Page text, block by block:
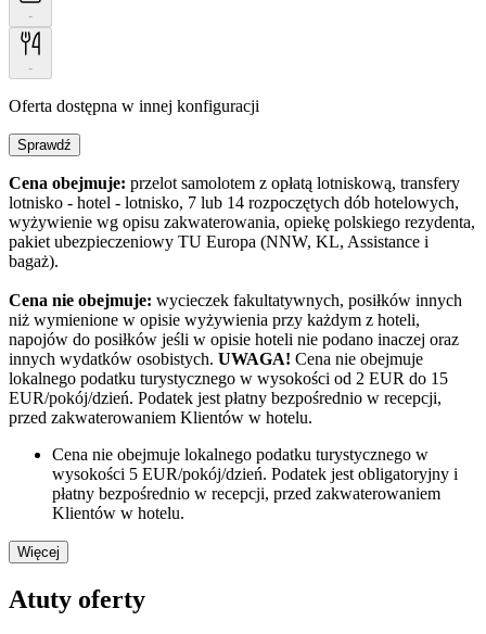
-
-
Oferta dostępna w innej konfiguracji
Sprawdź
Cena obejmuje: przelot samolotem z opłatą lotniskową, transfery
lotnisko - hotel - lotnisko, 7 lub 14 rozpoczętych dób hotelowych,
wyżywienie wg opisu zakwaterowania, opiekę polskiego rezydenta,
pakiet ubezpieczeniowy TU Europa (NNW, KL, Assistance i
bagaż).
Cena nie obejmuje: wycieczek fakultatywnych, posiłków innych
niż wymienione w opisie wyżywienia przy każdym z hoteli,
napojów do posiłków jeśli w opisie hoteli nie podano inaczej oraz
innych wydatków osobistych. UWAGA! Cena nie obejmuje
lokalnego podatku turystycznego w wysokości od 2 EUR do 15
EUR/pokój/dzień. Podatek jest płatny bezpośrednio w recepcji,
przed zakwaterowaniem Klientów w hotelu.
Cena nie obejmuje lokalnego podatku turystycznego w
wysokości 5 EUR/pokój/dzień. Podatek jest obligatoryjny i
płatny bezpośrednio w recepcji, przed zakwaterowaniem
Klientów w hotelu.
Więcej
Atuty oferty